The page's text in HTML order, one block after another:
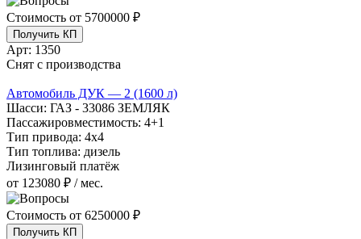
Стоимость от 5700000 ₽
Получить КП
Арт: 1350
Снят с производства
Автомобиль ДУК — 2 (1600 л)
Шасси: ГАЗ - 33086 ЗЕМЛЯК
Пассажировместимость: 4+1
Тип привода: 4х4
Тип топлива: дизель
Лизинговый платёж
от 123080 ₽ / мес.
Стоимость от 6250000 ₽
Получить КП